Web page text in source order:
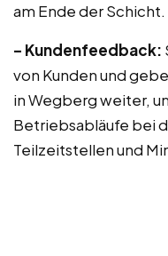
am Ende der Schicht.
– Kundenfeedback:
von Kunden und
in Wegberg weiter,
Betriebsabläufe bei
Teilzeitstellen und